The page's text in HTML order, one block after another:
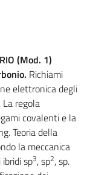
(Mod. 1)
Richiami
elettronica degli
regola
covalenti e la
Teoria della
la meccanica
sp3, sp2, sp.